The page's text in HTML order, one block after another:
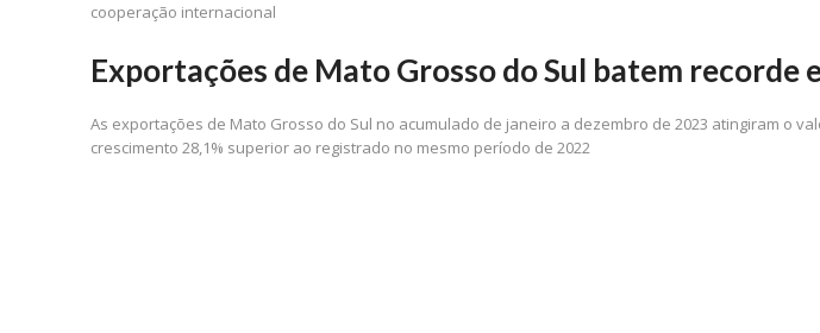
cooperação internacional
Exportações de Mato Grosso do Sul batem recorde
As exportações de Mato Grosso do Sul no acumulado de janeiro a dezembro de 2023 atingiram o
crescimento 28,1% superior ao registrado no mesmo período de 2022